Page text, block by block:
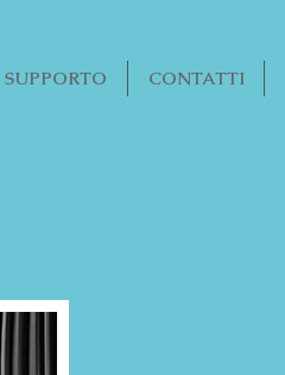
SUPPORTO CONTATTI